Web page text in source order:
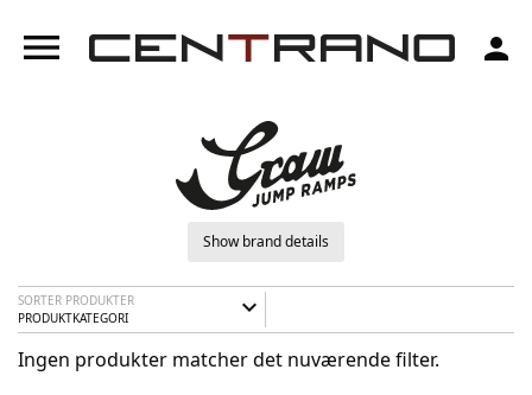
menu person
Show brand details
SORTER PRODUKTER
PRODUKTKATEGORI
expand_more
Ingen produkter matcher det nuværende filter.